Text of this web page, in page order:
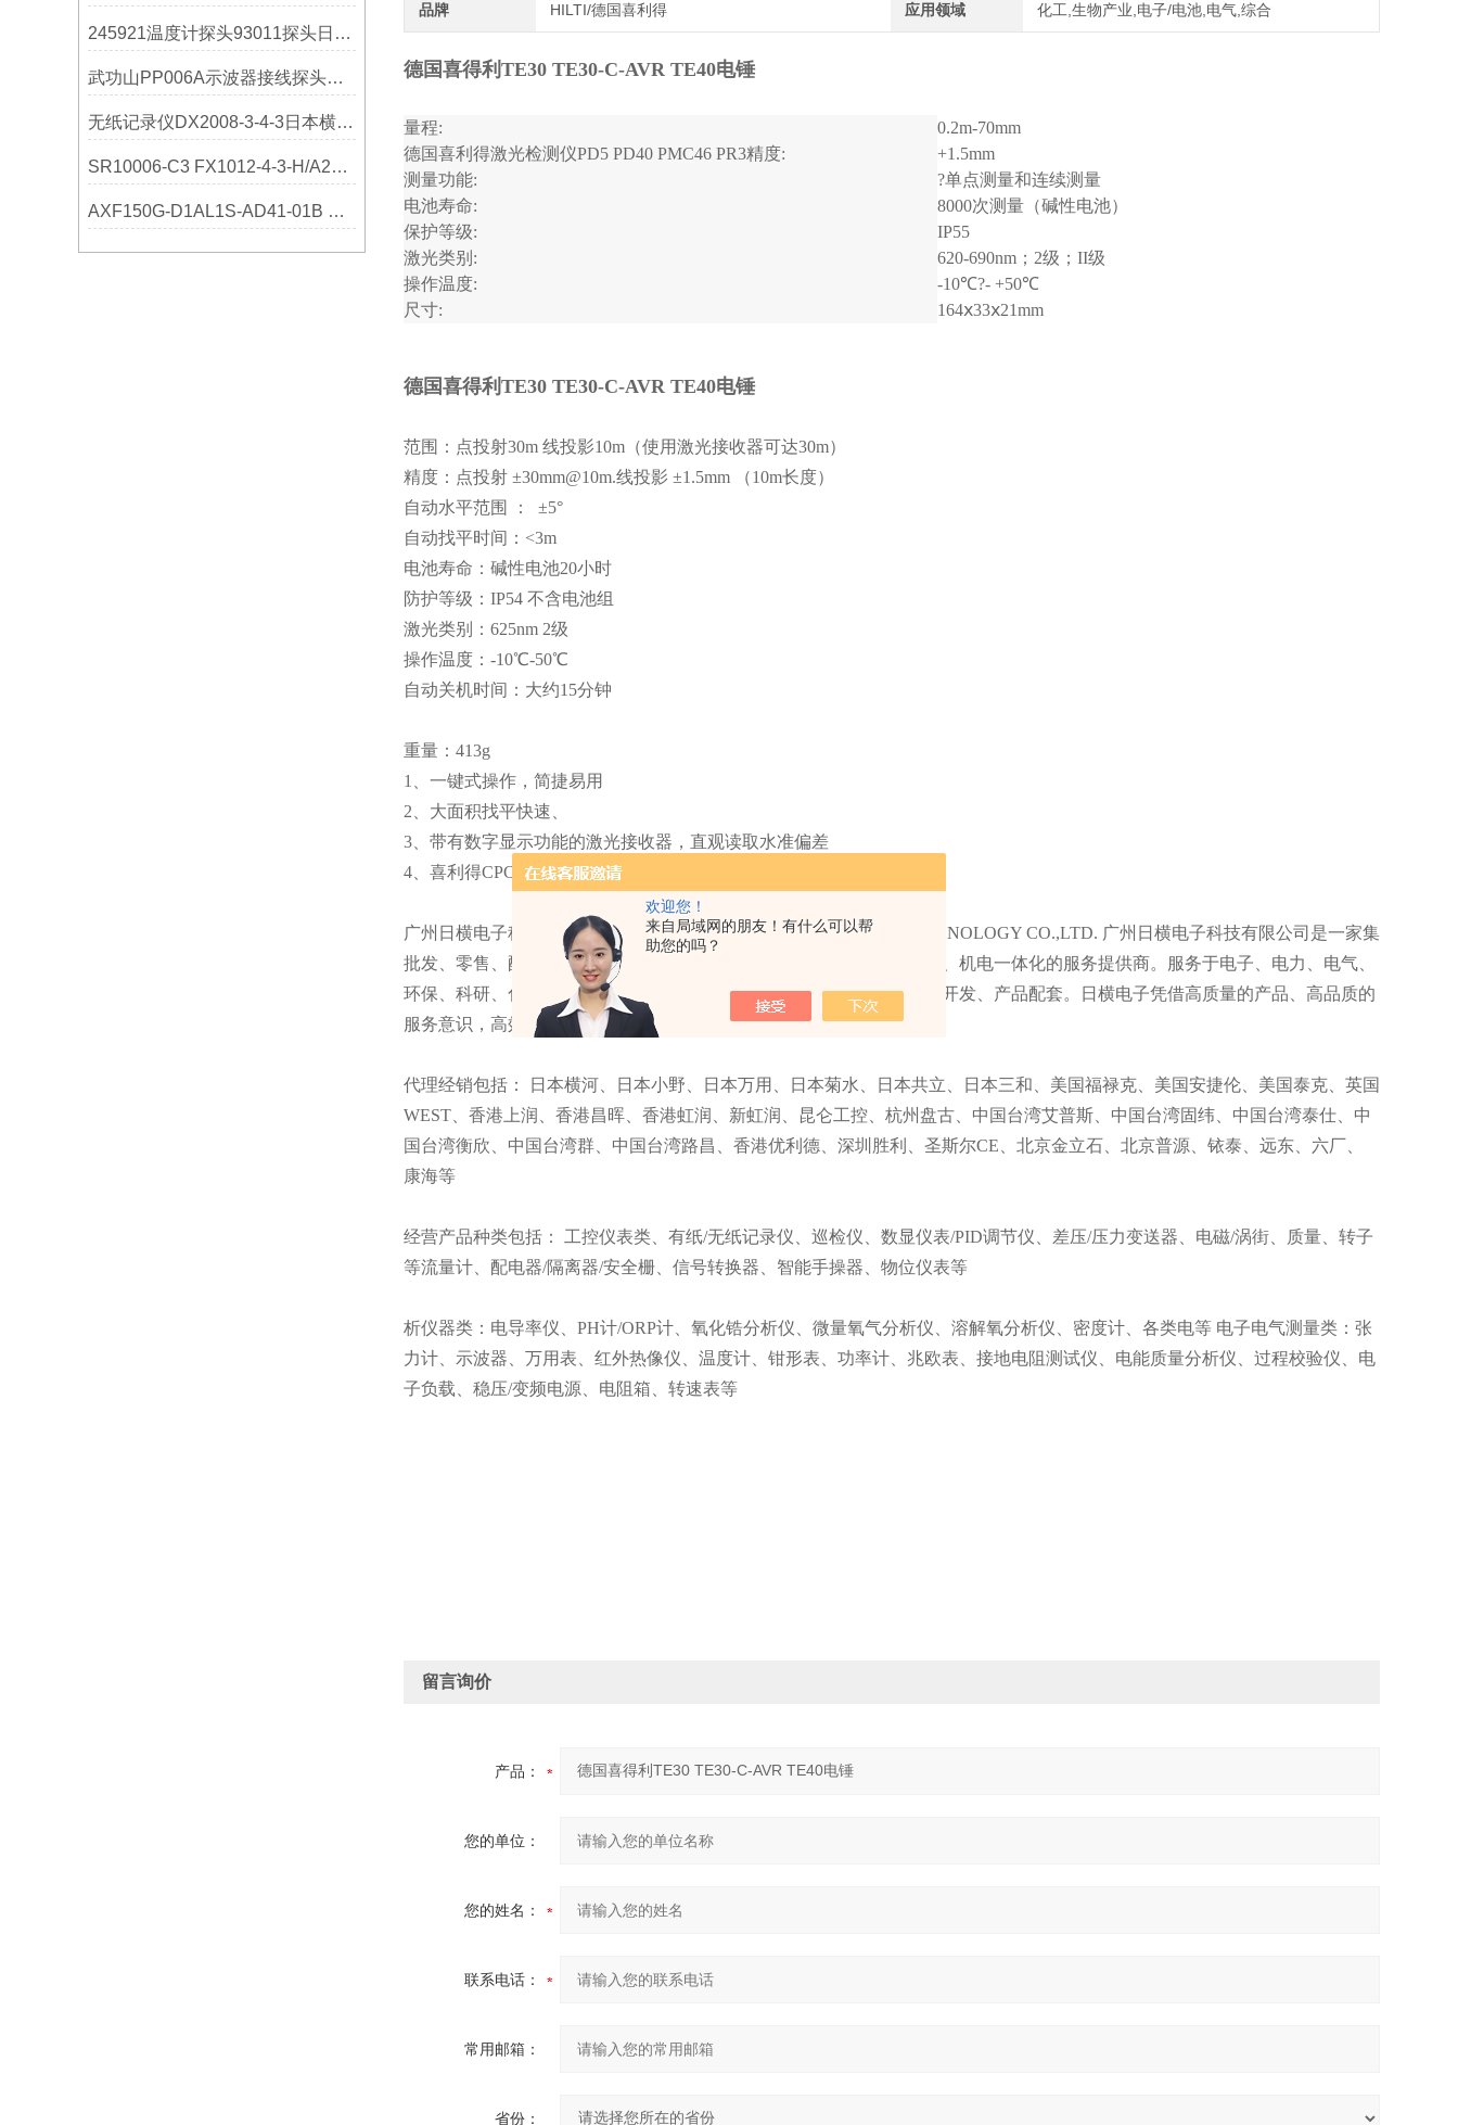
欢迎您！
来自局域网的朋友！有什么可以帮
助您的吗？
245921温度计探头93011探头日本横河YOKOGAWA操作使用
武功山PP006A示波器接线探头美国力科LeCroy技术说明
无纸记录仪DX2008-3-4-3日本横河YOKOGAWA使用参数
SR10006-C3 FX1012-4-3-H/A2记录仪 日本横河
AXF150G-D1AL1S-AD41-01B 横河选购指南
品牌 HILTI/德国喜利得 应用领域 化工,生物产业,电子/电池,电气,综合
德国喜得利TE30 TE30-C-AVR TE40电锤
量程:
0.2m-70mm
德国喜利得激光检测仪PD5 PD40 PMC46 PR3精度:
+1.5mm
测量功能:
?单点测量和连续测量
电池寿命:
8000次测量（碱性电池）
保护等级:
IP55
激光类别:
620-690nm；2级；II级
操作温度:
-10℃?- +50℃
尺寸:
164ⅹ33ⅹ21mm
德国喜得利TE30 TE30-C-AVR TE40电锤
范围：点投射30m 线投影10m（使用激光接收器可达30m）
精度：点投射 ±30mm@10m.线投影 ±1.5mm （10m长度）
自动水平范围 ： ±5°
自动找平时间：<3m
电池寿命：碱性电池20小时
防护等级：IP54 不含电池组
激光类别：625nm 2级
操作温度：-10℃-50℃
自动关机时间：大约15分钟
重量：413g
1、一键式操作，简捷易用
2、大面积找平快速、
3、带有数字显示功能的激光接收器，直观读取水准偏差
4、喜利得CPC锂电池技术
广州日横电子科技有限公司GUANGZHOU RIHENG ELECTRON TECHNOLOGY CO.,LTD. 广州日横电子科技有限公司是一家集
批发、零售、配套为一体的综合性电子电气测量仪器、工控自动化仪表、机电一体化的服务提供商。服务于电子、电力、电气、
环保、科研、化工、航天、国防、教育、生产制造等域的测量测试技术开发、产品配套。日横电子凭借高质量的产品、高品质的
服务意识，高效率地为广大客户提供*、快捷的售前售中售后服务
代理经销包括： 日本横河、日本小野、日本万用、日本菊水、日本共立、日本三和、美国福禄克、美国安捷伦、美国泰克、英国
WEST、香港上润、香港昌晖、香港虹润、新虹润、昆仑工控、杭州盘古、中国台湾艾普斯、中国台湾固纬、中国台湾泰仕、中
国台湾衡欣、中国台湾群、中国台湾路昌、香港优利德、深圳胜利、圣斯尔CE、北京金立石、北京普源、铱泰、远东、六厂、
康海等
经营产品种类包括： 工控仪表类、有纸/无纸记录仪、巡检仪、数显仪表/PID调节仪、差压/压力变送器、电磁/涡街、质量、转子
等流量计、配电器/隔离器/安全栅、信号转换器、智能手操器、物位仪表等
析仪器类：电导率仪、PH计/ORP计、氧化锆分析仪、微量氧气分析仪、溶解氧分析仪、密度计、各类电等 电子电气测量类：张
力计、示波器、万用表、红外热像仪、温度计、钳形表、功率计、兆欧表、接地电阻测试仪、电能质量分析仪、过程校验仪、电
子负载、稳压/变频电源、电阻箱、转速表等
留言询价
产品：
您的单位：
您的姓名：
联系电话：
常用邮箱：
省份：